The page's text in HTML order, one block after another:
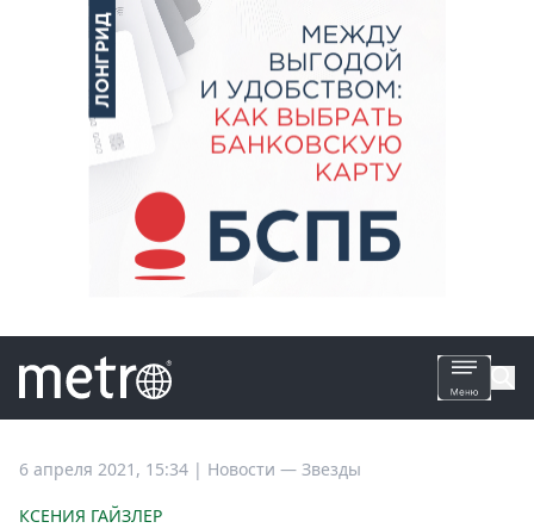
Все
новости
6 апреля 2021, 15:34 | Новости — Звезды
КСЕНИЯ ГАЙЗЛЕР